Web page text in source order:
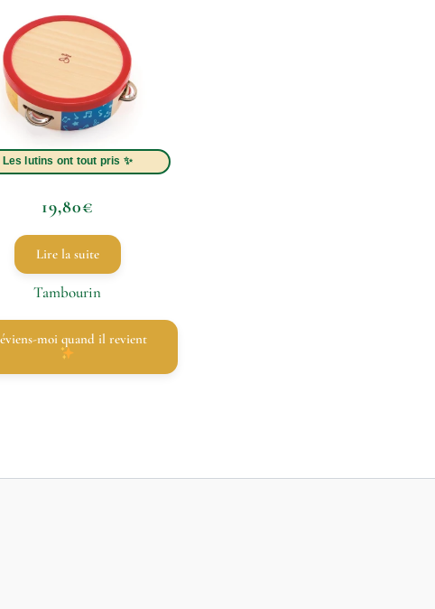
19,80€
Lire la suite
Tambourin